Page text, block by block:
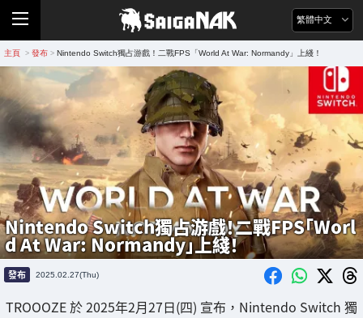
繁體中文
主頁 > 發布 > Nintendo Switch獨占游戲！二戰FPS「World At War: Normandy」上綫！
Nintendo Switch獨占游戲！二戰FPS「Worl
d At War: Normandy」上綫！
發布 2025.02.27(Thu)
TROOOZE 於 2025年2月27日(四) 宣布，Nintendo Switch 獨